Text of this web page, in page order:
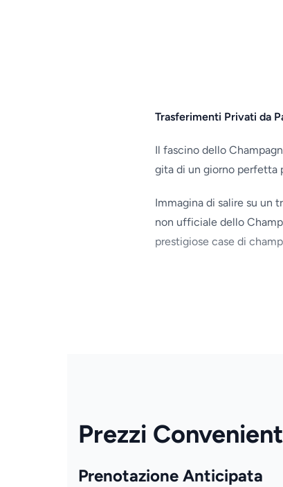
Trasferimenti Privati da
Il fascino dello
gita di un giorno perfetta
Immagina di salire su un
non ufficiale dello
prestigiose case di
Prezzi
Prenotazione Anticipata